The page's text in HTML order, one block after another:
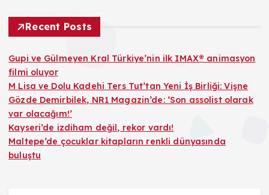
Recent Posts
Gupi ve Gülmeyen Kral Türkiye’nin ilk IMAX® animasyon
filmi oluyor
M Lisa ve Dolu Kadehi Ters Tut’tan Yeni İş Birliği: Vişne
Gözde Demirbilek, NR1 Magazin’de: ‘Son assolist olarak
var olacağım!’
Kayseri’de izdiham değil, rekor vardı!
Maltepe’de çocuklar kitapların renkli dünyasında
buluştu